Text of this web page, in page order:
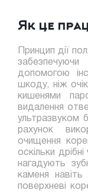
Як це
Принцип дії
допомогою
шкоду, ніж
кишенями
видалення
ультразвуком
рахунок
очищення
оскільки
нагадують
каменя навіть
поверхневі